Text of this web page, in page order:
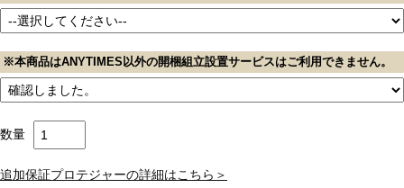
※本商品はANYTIMES以外の開梱組立設置サービスはご利用できません。
数量
追加保証プロテジャーの詳細はこちら＞